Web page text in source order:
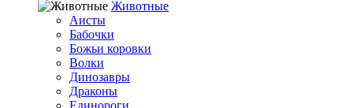
Животные
Аисты
Бабочки
Божьи коровки
Волки
Динозавры
Драконы
Единороги